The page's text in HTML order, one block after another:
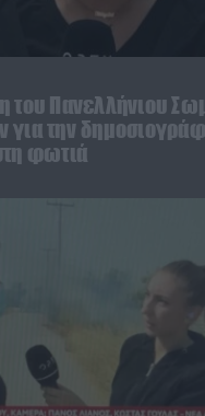
του Πανελλήνιου
την
φωτιά